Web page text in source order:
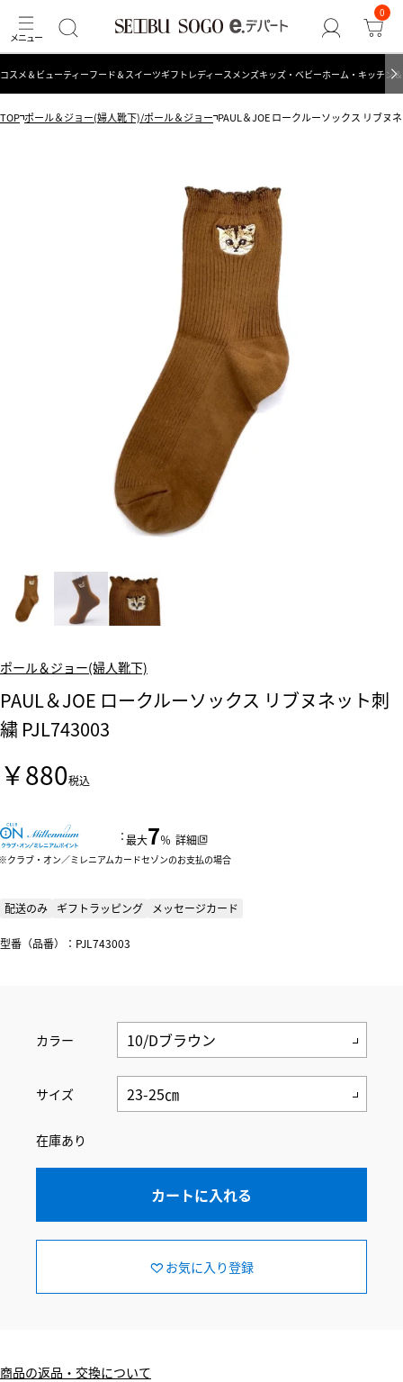
0
コスメ＆ビューティーフード＆スイーツギフト レディース メンズキッズ・ベビーホーム・キッチン
TOP ポール＆ジョー(婦人靴下)/ポール＆ジョー PAUL＆JOE ロークルーソックス リブヌ
ポール＆ジョー(婦人靴下)
PAUL＆JOE ロークルーソックス リブヌネット刺
繍 PJL743003
￥880税込
：最大7％ 詳細
クラブ・オン／ミレニアムカードセゾンのお支払の場合
配送のみ ギフトラッピング メッセージカード
型番（品番）：PJL743003
カラー
サイズ
在庫あり
カートに入れる
お気に入り登録
商品の返品・交換について